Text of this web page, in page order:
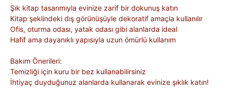
Şık kitap tasarımıyla evinize zarif bir dokunuş katın
Kitap şeklindeki dış görünüşüyle dekoratif amaçla kullanılır
Ofis, oturma odası, yatak odası gibi alanlarda ideal
Hafif ama dayanıklı yapısıyla uzun ömürlü kullanım
Bakım Önerileri:
Temizliği için kuru bir bez kullanabilirsiniz
İhtiyaç duyduğunuz alanlarda kullanarak evinize şıklık katın!